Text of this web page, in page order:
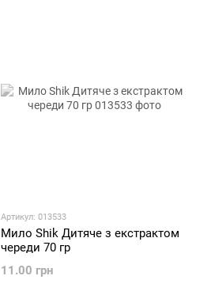
Артикул: 013533
Мило Shik Дитяче з екстрактом
череди 70 гр
11.00 грн